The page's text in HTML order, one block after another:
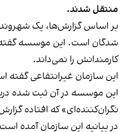
منتقل شدند.
بر اساس گزارش‌ها، یک شهروند
شدگان است. این موسسه گفته
کارمندانش را نمی‌داند.
این سازمان غیرانتفاعی گفته
این موسسه در آن ثبت شده
نگران‌کننده‌ای» که افتاده
در بیانیه این سازمان آمده